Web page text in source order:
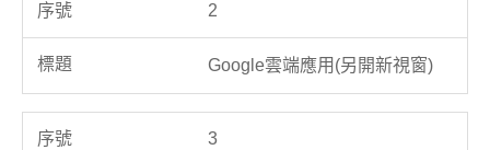
2
Google雲端應用(另開新視窗)
3